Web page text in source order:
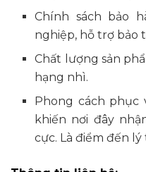
Chính sách bảo
nghiệp, hỗ trợ bảo
Chất lượng sản
hạng nhì.
Phong cách phục
khiến nơi đây
cực. Là điểm đến